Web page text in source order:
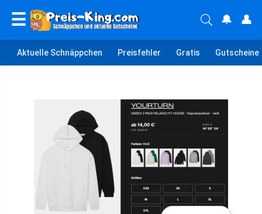
☰ 🔔 👤
Aktuelle Schnäppchen Preisfehler Gratis Gutscheine